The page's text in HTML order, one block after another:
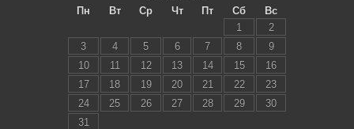
Пн
Вт Ср Чт Пт Сб
Вс
1
2
3
4 5 6 7 8
9
10
11 12 13 14 15
16
17
18 19 20 21 22
23
24
25 26 27 28 29
30
31